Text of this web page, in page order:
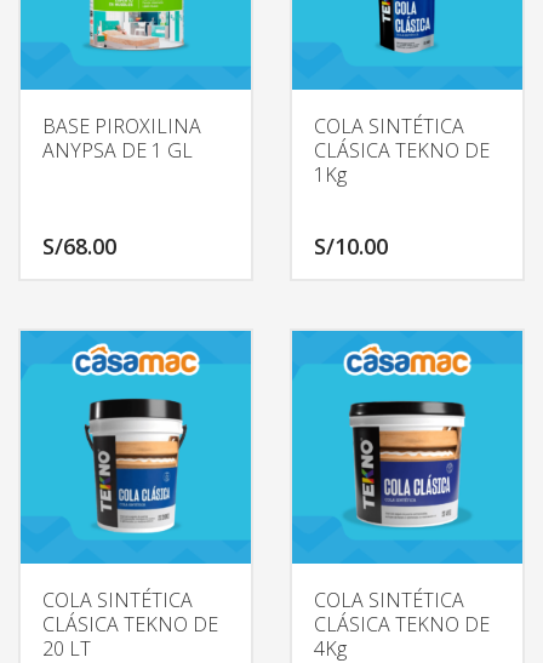
BASE PIROXILINA
ANYPSA DE 1 GL
S/68.00
COLA SINTÉTICA
CLÁSICA TEKNO DE
1Kg
S/10.00
COLA SINTÉTICA
CLÁSICA TEKNO DE
20 LT
COLA SINTÉTICA
CLÁSICA TEKNO DE
4Kg